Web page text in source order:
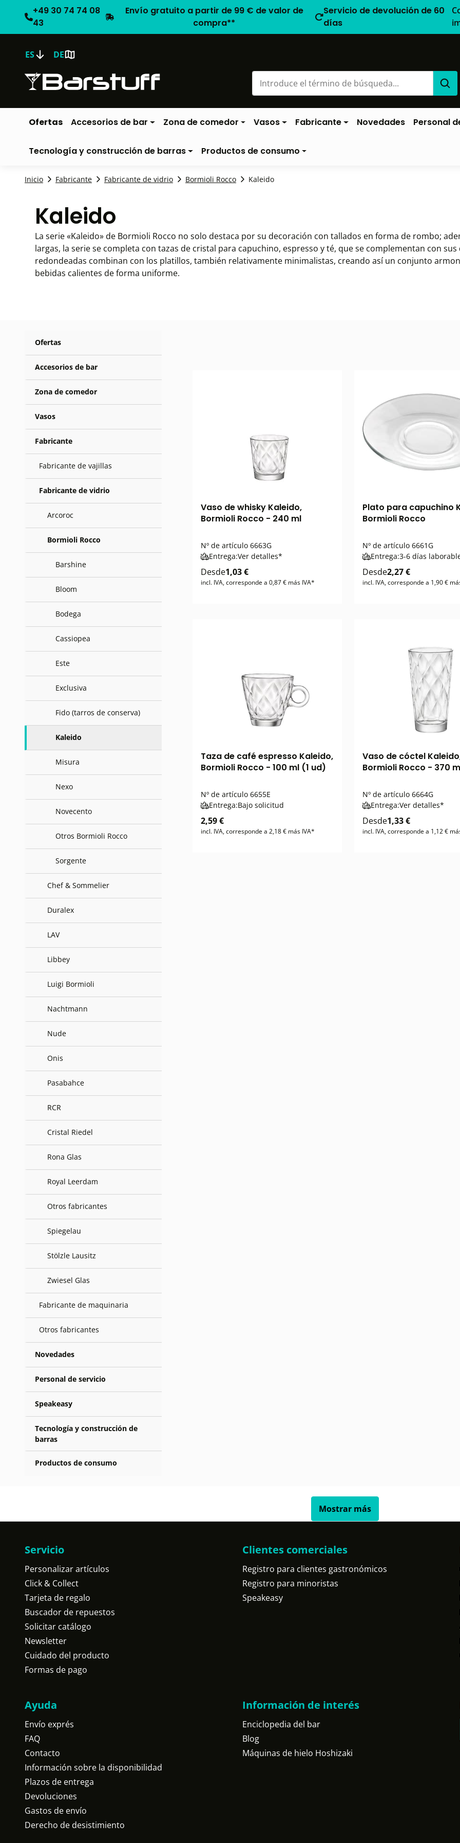
+49 30 74 74 08
43
Envío gratuito a partir de 99 € de valor de
compra**
Servicio de devolución de 60
días
ES DE
Ofertas Accesorios de bar Zona de comedor Vasos Fabricante Novedades Personal
Tecnología y construcción de barras Productos de consumo
Inicio Fabricante Fabricante de vidrio Bormioli Rocco Kaleido
Kaleido
La serie «Kaleido» de Bormioli Rocco no solo destaca por su decoración con tallados en forma de rombo;
largas, la serie se completa con tazas de cristal para capuchino, espresso y té, que se complementan con
redondeadas combinan con los platillos, también relativamente minimalistas, creando así un conjunto
bebidas calientes de forma uniforme.
Ofertas
Accesorios de bar
Zona de comedor
Vasos
Fabricante
Fabricante de vajillas
Fabricante de vidrio
Arcoroc
Bormioli Rocco
Barshine
Bloom
Bodega
Cassiopea
Este
Exclusiva
Fido (tarros de conserva)
Kaleido
Misura
Nexo
Novecento
Otros Bormioli Rocco
Sorgente
Chef & Sommelier
Duralex
LAV
Libbey
Luigi Bormioli
Nachtmann
Nude
Onis
Pasabahce
RCR
Cristal Riedel
Rona Glas
Royal Leerdam
Otros fabricantes
Spiegelau
Stölzle Lausitz
Zwiesel Glas
Fabricante de maquinaria
Otros fabricantes
Novedades
Personal de servicio
Speakeasy
Tecnología y construcción de
barras
Productos de consumo
Vaso de whisky Kaleido,
Bormioli Rocco - 240 ml
Nº de artículo 6663G
Entrega:Ver detalles*
Desde1,03 €
incl. IVA, corresponde a 0,87 € más IVA*
Plato para capuchino
Bormioli Rocco
Nº de artículo6661G
Entrega:3-6 días
Desde2,27 €
incl. IVA, corresponde a 1,90 €
Taza de café espresso Kaleido,
Bormioli Rocco - 100 ml (1 ud)
Nº de artículo 6655E
Entrega:Bajo solicitud
2,59 €
incl. IVA, corresponde a 2,18 € más IVA*
Vaso de cóctel
Bormioli Rocco - 370
Nº de artículo6664G
Entrega:Ver detalles*
Desde1,33 €
incl. IVA, corresponde a 1,12 €
Mostrar más
Servicio
Personalizar artículos
Click & Collect
Tarjeta de regalo
Buscador de repuestos
Solicitar catálogo
Newsletter
Cuidado del producto
Formas de pago
Clientes comerciales
Registro para clientes gastronómicos
Registro para minoristas
Speakeasy
Ayuda
Envío exprés
FAQ
Contacto
Información sobre la disponibilidad
Plazos de entrega
Devoluciones
Gastos de envío
Derecho de desistimiento
Información de interés
Enciclopedia del bar
Blog
Máquinas de hielo Hoshizaki